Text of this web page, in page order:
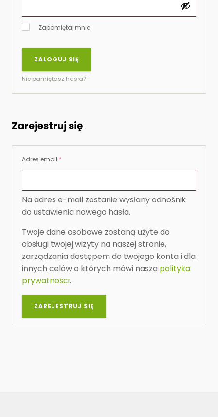
Zapamiętaj mnie
ZALOGUJ SIĘ
Nie pamiętasz hasła?
Zarejestruj się
Adres email *
Na adres e-mail zostanie wysłany odnośnik
do ustawienia nowego hasła.
Twoje dane osobowe zostaną użyte do
obsługi twojej wizyty na naszej stronie,
zarządzania dostępem do twojego konta i dla
innych celów o których mówi nasza polityka
prywatności.
ZAREJESTRUJ SIĘ